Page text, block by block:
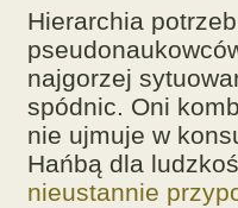
Hierarchia
najgorzej
spódnic. Oni
nie ujmuje w
Hańbą dla
nieustannie